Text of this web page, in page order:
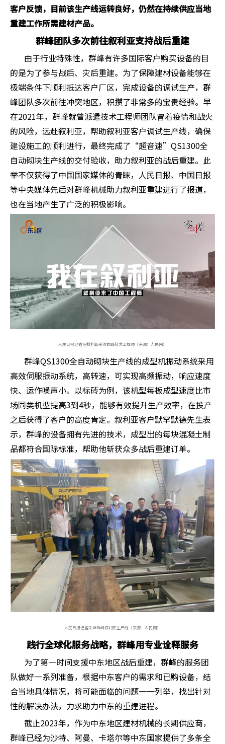
客户反馈，目前该生产线运转良好，仍然在持续供应当地
重建工作所需建材产品。
群峰团队多次前往叙利亚支持战后重建
由于行业特殊性，群峰有许多国际客户购买设备的目
的是为了参与战后、灾后重建。为了保障建材设备能够在
极端条件下顺利抵达客户厂区，完成设备的调试生产，群
峰团队多次前往冲突地区，积攒了非常多的宝贵经验。早
在2021年，群峰就曾派遣技术工程师团队冒着疫情和战火
的风险，远赴叙利亚，帮助叙利亚客户调试生产线，确保
建设施工的顺利进行，最终完成了“超音速”QS1300全
自动砌块生产线的交付验收，助力叙利亚的战后重建。此
举不仅获得了中国国家媒体的青睐，人民日报、中国日报
等中央媒体先后对群峰机械助力叙利亚重建进行了报道，
也在当地产生了广泛的积极影响。
人民日报记者在叙利亚采访群峰技术工程师（来源：人民网）
群峰QS1300全自动砌块生产线的成型机振动系统采用
高效伺服振动系统，高转速，可实现高频振动，响应速度
快、运作噪声小。以标砖为例，该机型每板成型速度比市
场同类机型提高3到4秒，能够有效提升生产效率，在投产
之后获得了客户的高度肯定。叙利亚客户默罕默德先生表
示，群峰的设备拥有先进的技术，成型出的每块混凝土制
品都符合国际标准，帮助他斩获众多战后重建订单。
人民日报记者采访群峰叙利亚生产线（来源：人民网）
践行全球化服务战略，群峰用专业诠释服务
为了第一时间支援中东地区战后重建，群峰的服务团
队做好一系列准备，根据中东客户的需求和已购设备，结
合当地具体情况，将可能面临的问题一一列举，找出针对
性的解决办法，力求助力中东的重建进程。
截止2023年，作为中东地区建材机械的长期供应商，
群峰已经为沙特、阿曼、卡塔尔等中东国家提供了多条全